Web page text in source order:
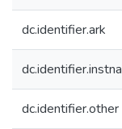
dc.identifier.ark
dc.identifier.other